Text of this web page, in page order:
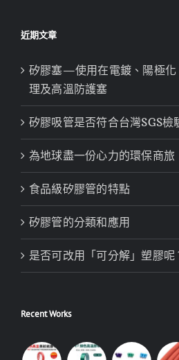
近期文章
矽膠塞—使用在電鍍、陽極化
理及高溫防護塞
矽膠吸管是否符合台灣SGS檢
為地球盡一份心力的環保商旅
食品級矽膠管的特點
矽膠管的分類和應用
是否可改用「可分解」塑膠呢
Recent Works